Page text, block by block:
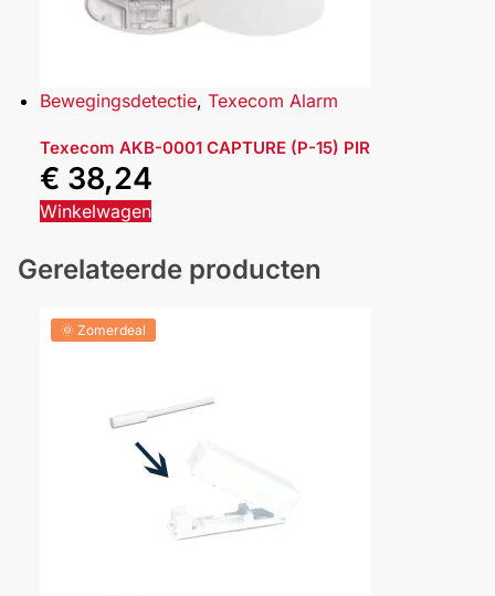
Bewegingsdetectie, Texecom Alarm
Texecom AKB-0001 CAPTURE (P-15) PIR
€ 38,24
Winkelwagen
Gerelateerde producten
🌞 Zomerdeal